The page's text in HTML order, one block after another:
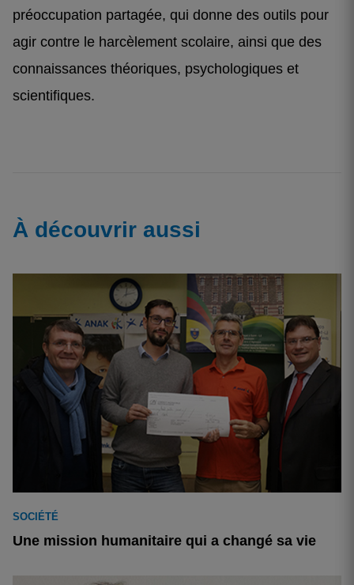
préoccupation partagée, qui donne des outils pour
agir contre le harcèlement scolaire, ainsi que des
connaissances théoriques, psychologiques et
scientifiques.
À découvrir aussi
SOCIÉTÉ
Une mission humanitaire qui a changé sa vie